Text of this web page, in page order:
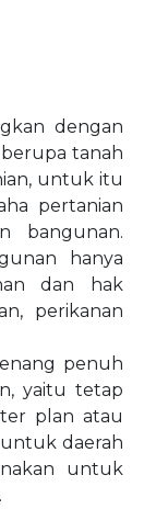
dengan
tanah
untuk itu
pertanian
bangunan.
hanya
dan hak
perikanan
penuh
yaitu tetap
plan atau
daerah
untuk